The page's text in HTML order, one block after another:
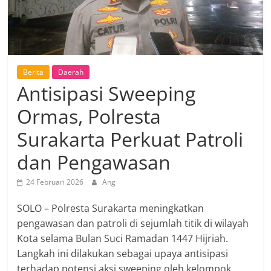
Berita Daerah
Antisipasi Sweeping
Ormas, Polresta
Surakarta Perkuat Patroli
dan Pengawasan
24 Februari 2026 Ang
SOLO – Polresta Surakarta meningkatkan
pengawasan dan patroli di sejumlah titik di wilayah
Kota selama Bulan Suci Ramadan 1447 Hijriah.
Langkah ini dilakukan sebagai upaya antisipasi